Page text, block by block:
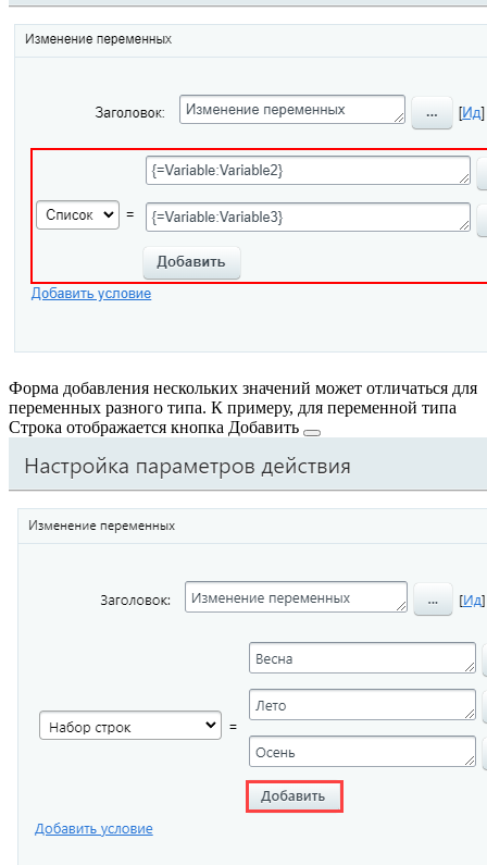
Форма добавления нескольких значений может отличаться для
переменных разного типа. К примеру, для переменной типа
Строка отображается кнопка Добавить